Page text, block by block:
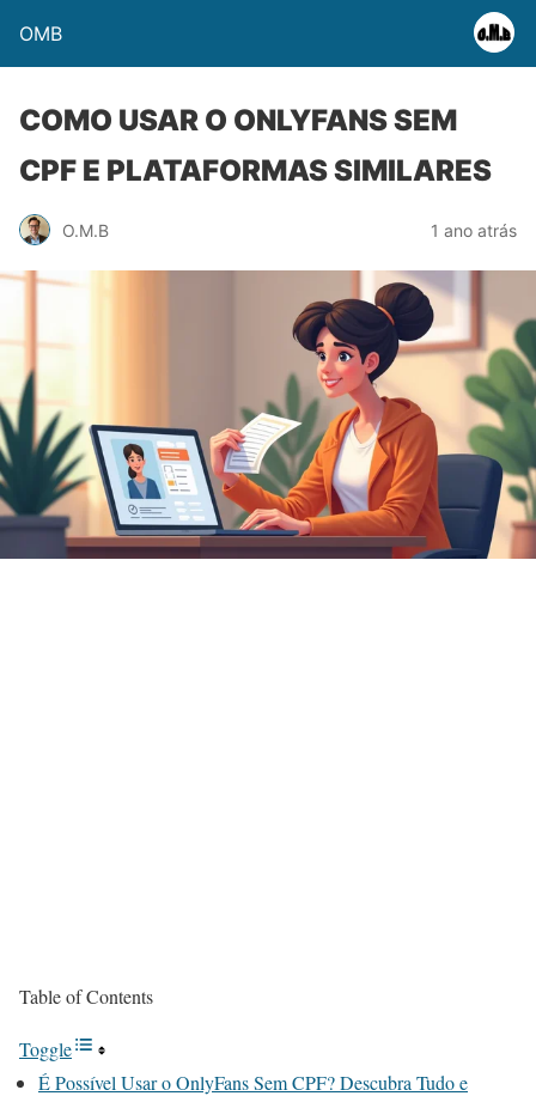
OMB
COMO USAR O ONLYFANS SEM
CPF E PLATAFORMAS SIMILARES
O.M.B 1 ano atrás
Table of Contents
Toggle
É Possível Usar o OnlyFans Sem CPF? Descubra Tudo e